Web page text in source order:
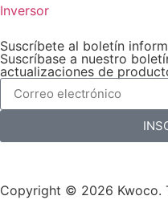
Inversor
Suscríbete al boletín
Suscríbase a nuestro
actualizaciones de
Copyright © 2026 Kwoco.